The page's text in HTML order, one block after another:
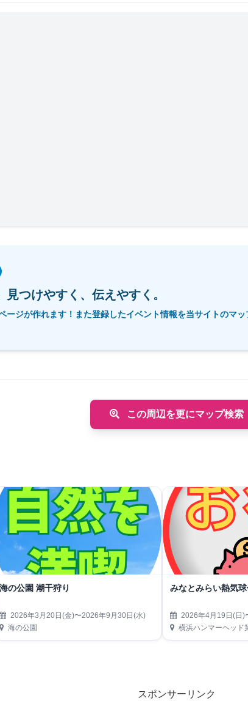
見つけやすく、伝えやすく。
ージが作れます！また登録したイベント情報を当サイトのマ
この周辺を更にマップ検索
海の公園 潮干狩り
2026年3月20日(金)〜2026年9月30日(水)
海の公園
みなとみらい熱気
2026年4月19日(日)
横浜ハンマーヘッド第3駐
スポンサーリンク